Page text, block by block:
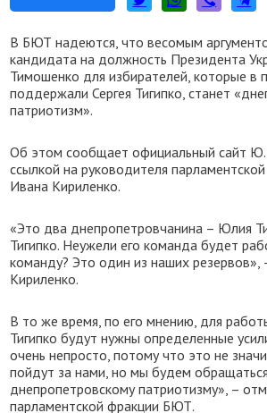
В БЮТ надеются, что весомым
кандидата на должность Президента
Тимошенко для избирателей, которые в
поддержали Сергея Тигипко, станет
патриотизм».
Об этом сообщает официальный сайт
ссылкой на руководителя
Ивана Кириленко.
«Это два днепропетровчанина – Юлия
Тигипко. Неужели его команда будет
команду? Это один из наших резервов»,
Кириленко.
В то же время, по его мнению, для
Тигипко будут нужны определенные
очень непросто, потому что это не
пойдут за нами, но мы будем
днепропетровскому патриотизму», –
парламентской фракции БЮТ.